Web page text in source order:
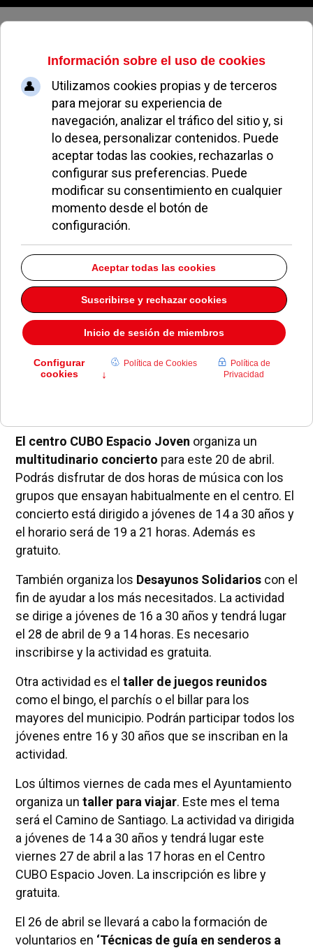
Viernes, 07 de agosto de 2026
Variadas actividades para jóvenes
organizadas por la concejalía de
Juventud
ALBERTO MORENO OCIO Y CULTURA 20 ABRIL 2012
El centro CUBO Espacio Joven organiza un
multitudinario concierto para este 20 de abril.
Podrás disfrutar de dos horas de música con los
grupos que ensayan habitualmente en el centro. El
concierto está dirigido a jóvenes de 14 a 30 años y
el horario será de 19 a 21 horas. Además es
gratuito.
También organiza los Desayunos Solidarioscon el
fin de ayudar a los más necesitados. La actividad
se dirige a jóvenes de 16 a 30 años y tendrá lugar
el 28 de abril de 9 a 14 horas. Es necesario
inscribirse y la actividad es gratuita.
Otra actividad es el taller de juegos reunidos
como el bingo, el parchís o el billar para los
mayores del municipio. Podrán participar todos los
jóvenes entre 16 y 30 años que se inscriban en la
actividad.
Los últimos viernes de cada mes el Ayuntamiento
organiza un taller para viajar. Este mes el tema
será el Camino de Santiago. La actividad va dirigida
a jóvenes de 14 a 30 años y tendrá lugar este
viernes 27 de abril a las 17 horas en el Centro
CUBO Espacio Joven. La inscripción es libre y
gratuita.
El 26 de abril se llevará a cabo la formación de
voluntarios en ‘Técnicas de guía en senderos a